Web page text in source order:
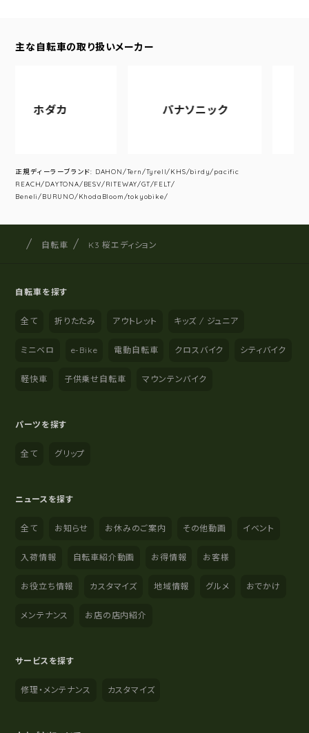
主な自転車の取り扱いメーカー
パナソニック
正規ディーラーブランド: DAHON/Tern/Tyrell/KHS/birdy/pacific
REACH/DAYTONA/BESV/RITEWAY/GT/FELT/
Beneli/BURUNO/KhodaBloom/tokyobike/
サイト内の現在地
サイクルショップナカゴヤ
自転車 K3 桜エディション
自転車を探す
全て 折りたたみ アウトレット キッズ / ジュニア
ミニベロ e-Bike 電動自転車 クロスバイク シティバイク
軽快車 子供乗せ自転車 マウンテンバイク
パーツを探す
全て グリップ
ニュースを探す
全て お知らせ お休みのご案内 その他動画 イベント
入荷情報 自転車紹介動画 お得情報 お客様
お役立ち情報 カスタマイズ 地域情報 グルメ おでかけ
メンテナンス お店の店内紹介
サービスを探す
修理・メンテナンス カスタマイズ